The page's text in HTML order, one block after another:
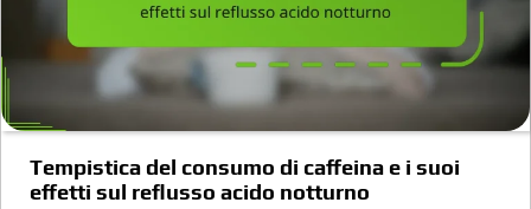
Tempistica del consumo di caffeina e i suoi
effetti sul reflusso acido notturno